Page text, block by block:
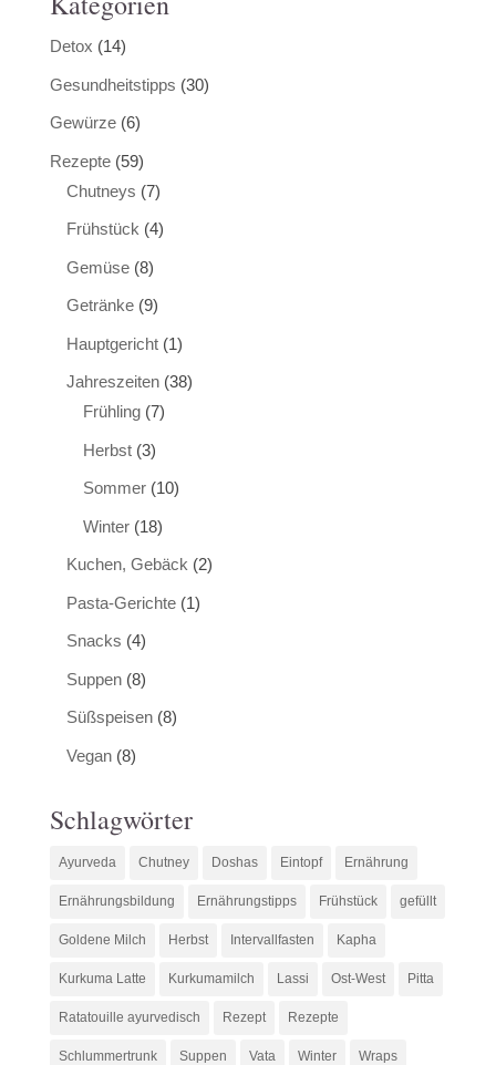
Detox (14)
Gesundheitstipps (30)
Gewürze(6)
Rezepte(59)
Chutneys (7)
Frühstück (4)
Gemüse(8)
Getränke(9)
Hauptgericht(1)
Jahreszeiten(38)
Frühling(7)
Herbst(3)
Sommer(10)
Winter(18)
Kuchen, Gebäck (2)
Pasta-Gerichte(1)
Snacks (4)
Suppen(8)
Süßspeisen(8)
Vegan(8)
Schlagwörter
Ayurveda Chutney Doshas Eintopf Ernährung
Ernährungsbildung Ernährungstipps Frühstück gefüllt
Goldene Milch Herbst Intervallfasten Kapha
Kurkuma Latte Kurkumamilch Lassi Ost-West Pitta
Ratatouille ayurvedisch Rezept Rezepte
Schlummertrunk Suppen Vata Winter Wraps